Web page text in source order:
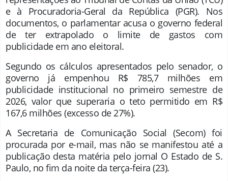
e à Procuradoria-Geral da República (PGR). Nos
documentos, o parlamentar acusa o governo federal
de ter extrapolado o limite de gastos com
publicidade em ano eleitoral.
Segundo os cálculos apresentados pelo senador, o
governo já empenhou R$ 785,7 milhões em
publicidade institucional no primeiro semestre de
2026, valor que superaria o teto permitido em R$
167,6 milhões (excesso de 27%).
A Secretaria de Comunicação Social (Secom) foi
procurada por e-mail, mas não se manifestou até a
publicação desta matéria pelo jornal O Estado de S.
Paulo, no fim da noite da terça-feira (23).